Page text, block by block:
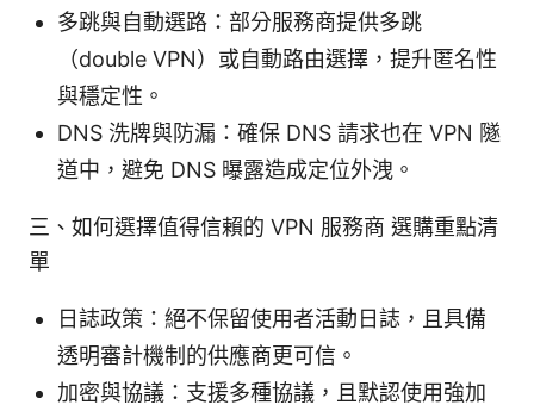
多跳與自動選路：部分服務商提供多跳
（double VPN）或自動路由選擇，提升匿名性
與穩定性。
DNS 洗牌與防漏：確保 DNS 請求也在 VPN 隧
道中，避免 DNS 曝露造成定位外洩。
三、如何選擇值得信賴的 VPN 服務商 選購重點清
單
日誌政策：絕不保留使用者活動日誌，且具備
透明審計機制的供應商更可信。
加密與協議：支援多種協議，且默認使用強加